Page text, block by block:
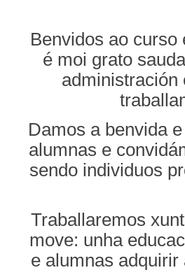
Benvidos ao curso
é moi grato
administración
Damos a benvida
alumnas e
sendo individuos
Traballaremos
move: unha
e alumnas